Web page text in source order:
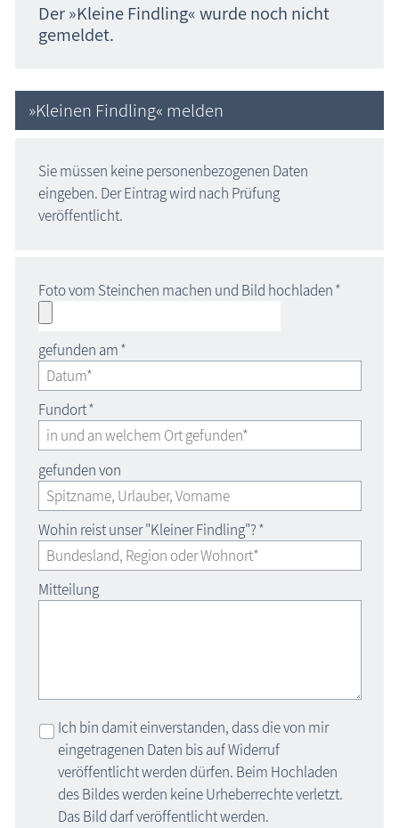
Der »Kleine Findling« wurde noch nicht
gemeldet.
»Kleinen Findling« melden
Sie müssen keine personenbezogenen Daten
eingeben. Der Eintrag wird nach Prüfung
veröffentlicht.
Foto vom Steinchen machen und Bild hochladen*
gefunden am*
Fundort*
gefunden von
Wohin reist unser "Kleiner Findling"?*
Mitteilung
Ich bin damit einverstanden, dass die von mir
eingetragenen Daten bis auf Widerruf
veröffentlicht werden dürfen. Beim Hochladen
des Bildes werden keine Urheberrechte verletzt.
Das Bild darf veröffentlicht werden.